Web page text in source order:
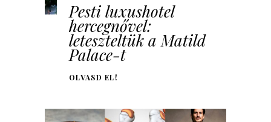
Pesti luxushotel
hercegnővel:
leteszteltük a Matild
Palace-t
OLVASD EL!